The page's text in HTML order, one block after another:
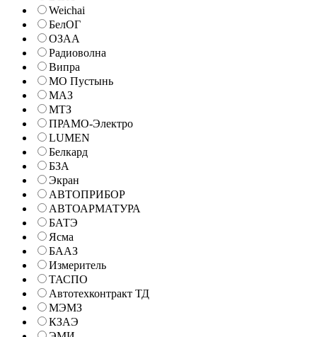
Weichai
БелОГ
ОЗАА
Радиоволна
Випра
МО Пустынь
МАЗ
МТЗ
ПРАМО-Электро
LUMEN
Белкард
БЗА
Экран
АВТОПРИБОР
АВТОАРМАТУРА
БАТЭ
Ясма
БААЗ
Измеритель
ТАСПО
Автотехконтракт ТД
МЭМЗ
КЗАЭ